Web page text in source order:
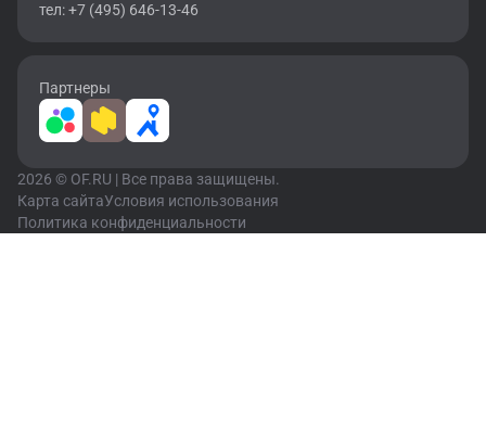
тел: +7 (495) 646-13-46
Партнеры
2026 © OF.RU | Все права защищены.
Карта сайтаУсловия использования
Политика конфиденциальности